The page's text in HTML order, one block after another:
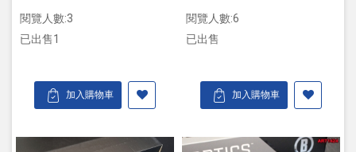
閱覽人數:3
已出售1
加入購物車
閱覽人數:6
已出售
加入購物車